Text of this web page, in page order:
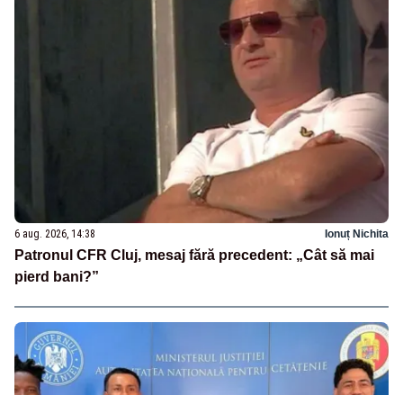
6 aug. 2026, 14:38 Ionuț Nichita
Patronul CFR Cluj, mesaj fără precedent: „Cât să mai
pierd bani?”